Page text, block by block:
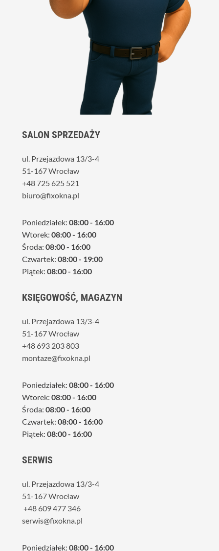
SALON SPRZEDAŻY
ul. Przejazdowa 13/3-4
51-167 Wrocław
+48 725 625 521
biuro@fixokna.pl
Poniedziałek: 08:00 - 16:00
Wtorek: 08:00 - 16:00
Środa: 08:00 - 16:00
Czwartek: 08:00 - 19:00
Piątek: 08:00 - 16:00
KSIĘGOWOŚĆ, MAGAZYN
ul. Przejazdowa 13/3-4
51-167 Wrocław
+48 693 203 803
montaze@fixokna.pl
Poniedziałek: 08:00 - 16:00
Wtorek: 08:00 - 16:00
Środa: 08:00 - 16:00
Czwartek: 08:00 - 16:00
Piątek: 08:00 - 16:00
SERWIS
ul. Przejazdowa 13/3-4
51-167 Wrocław
+48 609 477 346
serwis@fixokna.pl
Poniedziałek: 08:00 - 16:00